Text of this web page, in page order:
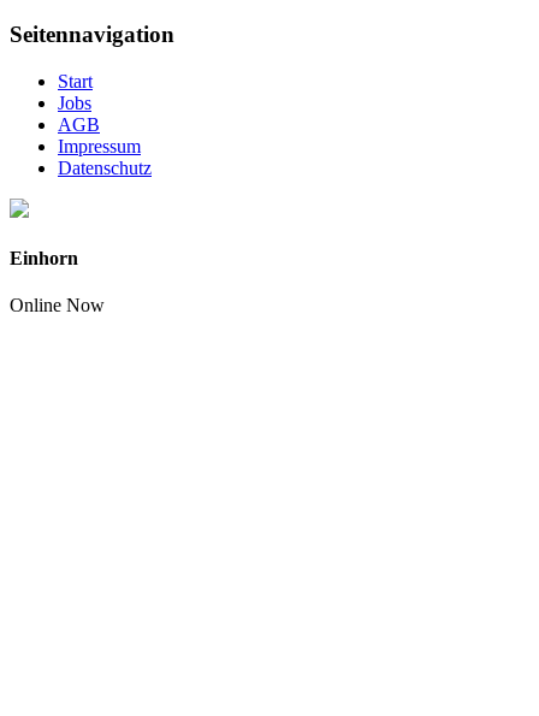
Seitennavigation
Start
Jobs
AGB
Impressum
Datenschutz
Einhorn
Online Now